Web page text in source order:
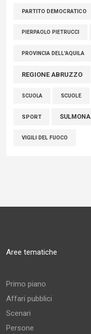
PARTITO DEMOCRATICO
PIERPAOLO PIETRUCCI
PROVINCIA DELL'AQUILA
REGIONE ABRUZZO
SCUOLA SCUOLE
SPORT SULMONA
VIGILI DEL FUOCO
Aree tematiche
Primo piano
Affari pubblici
Scenari
Persone